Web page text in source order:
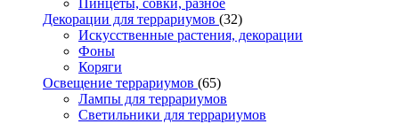
Декорации для террариумов (32)
Искусственные растения, декорации
Фоны
Коряги
Освещение террариумов (65)
Лампы для террариумов
Светильники для террариумов